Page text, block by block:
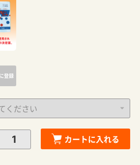
登録
カートに入れる
に追加しました。